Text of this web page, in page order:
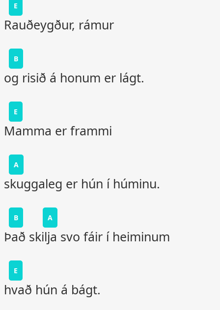
E
Rauðeygður, rámur
B
og risið á honum er lágt.
E
Mamma er frammi
A
skuggaleg er hún í húminu.
B A
Það skilja svo fáir í heiminum
E
hvað hún á bágt.